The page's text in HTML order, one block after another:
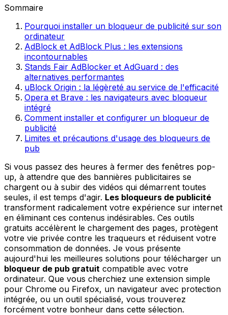
Sommaire
Pourquoi installer un bloqueur de publicité sur son
ordinateur
AdBlock et AdBlock Plus : les extensions
incontournables
Stands Fair AdBlocker et AdGuard : des
alternatives performantes
uBlock Origin : la légèreté au service de l'efficacité
Opera et Brave : les navigateurs avec bloqueur
intégré
Comment installer et configurer un bloqueur de
publicité
Limites et précautions d'usage des bloqueurs de
pub
Si vous passez des heures à fermer des fenêtres pop-
up, à attendre que des bannières publicitaires se
chargent ou à subir des vidéos qui démarrent toutes
seules, il est temps d'agir. Les bloqueurs de publicité
transforment radicalement votre expérience sur internet
en éliminant ces contenus indésirables. Ces outils
gratuits accélèrent le chargement des pages, protègent
votre vie privée contre les traqueurs et réduisent votre
consommation de données. Je vous présente
aujourd'hui les meilleures solutions pour télécharger un
bloqueur de pub gratuit compatible avec votre
ordinateur. Que vous cherchiez une extension simple
pour Chrome ou Firefox, un navigateur avec protection
intégrée, ou un outil spécialisé, vous trouverez
forcément votre bonheur dans cette sélection.